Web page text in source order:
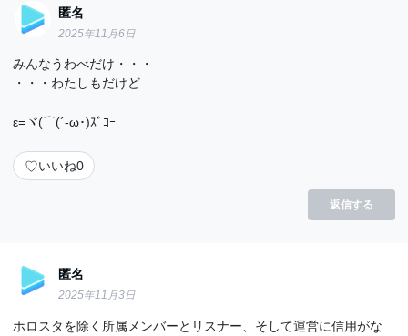
匿名
2025年11月6日
みんなうわべだけ・・・
・・・わたしもだけど
ε=ヾ(⌒(´-ω･)ｽﾞｺｰ
♡いいね0
返信する
匿名
2025年11月3日
ホロスタを除く所属メンバーとリスナー、そして運営に信用がな